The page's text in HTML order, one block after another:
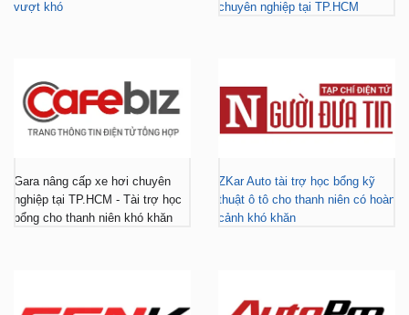
Gara nâng cấp xe hơi chuyên
ZKar Auto tài trợ học bổng kỹ